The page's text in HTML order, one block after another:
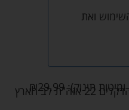
ואת
תינוק): ₪29.99
איסוף עצמי ללא עלות מרחוב הדקלים 22 אזה"ת לב הארץ